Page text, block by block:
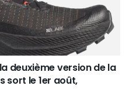
deuxième version de la
sort le 1er août,